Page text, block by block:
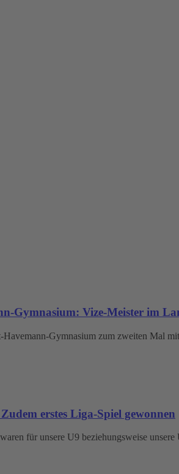
Gymnasium: Vize-Meister im
Gymnasium zum zweiten Mal
erstes Liga-Spiel gewonnen
für unsere U9 beziehungsweise